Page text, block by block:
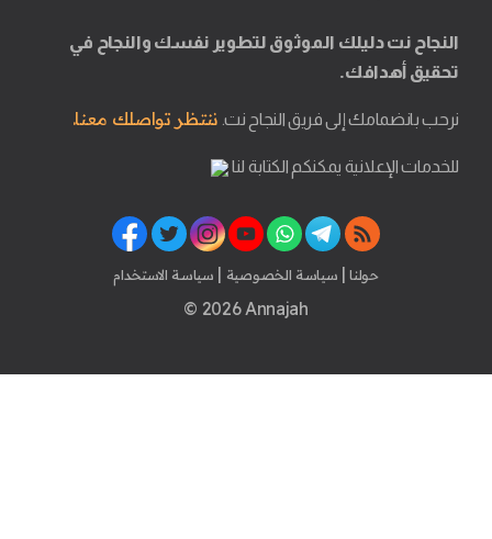
النجاح نت دليلك الموثوق لتطوير نفسك والنجاح في
تحقيق أهدافك.
نرحب بانضمامك إلى فريق النجاح نت. ننتظر تواصلك معنا.
للخدمات الإعلانية يمكنكم الكتابة لنا
حولنا | سياسة الخصوصية | سياسة الاستخدام
© 2026 Annajah